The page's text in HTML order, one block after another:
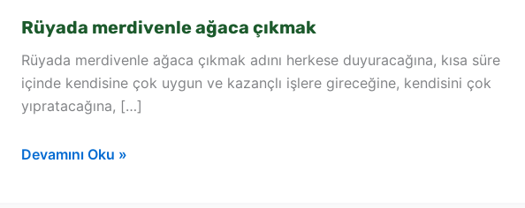
Rüyada merdivenle ağaca çıkmak
Rüyada merdivenle ağaca çıkmak adını herkese duyuracağına, kısa süre
içinde kendisine çok uygun ve kazançlı işlere gireceğine, kendisini çok
yıpratacağına, […]
Rüyada
Devamını Oku »